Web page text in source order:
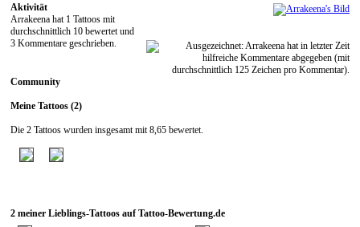
Aktivität
Arrakeena hat 1 Tattoos mit
durchschnittlich 10 bewertet und
3 Kommentare geschrieben.
Community
Meine Tattoos (2)
Die 2 Tattoos wurden insgesamt mit 8,65 bewertet.
2 meiner Lieblings-Tattoos auf Tattoo-Bewertung.de